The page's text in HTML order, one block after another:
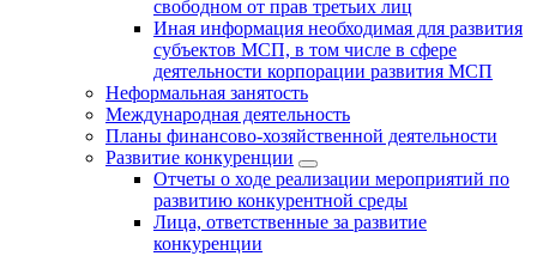
свободном от прав третьих лиц
Иная информация необходимая для развития
субъектов МСП, в том числе в сфере
деятельности корпорации развития МСП
Неформальная занятость
Международная деятельность
Планы финансово-хозяйственной деятельности
Развитие конкуренции
Отчеты о ходе реализации мероприятий по
развитию конкурентной среды
Лица, ответственные за развитие
конкуренции